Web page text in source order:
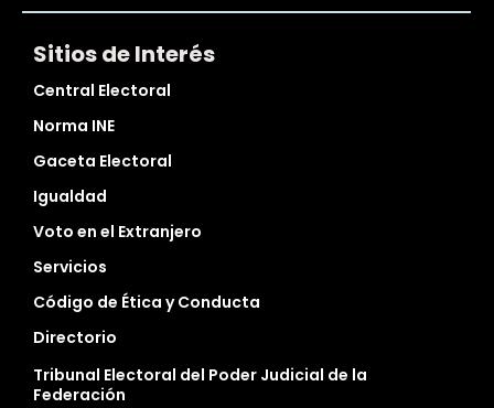
Sitios de Interés
Central Electoral
Norma INE
Gaceta Electoral
Igualdad
Voto en el Extranjero
Servicios
Código de Ética y Conducta
Directorio
Tribunal Electoral del Poder Judicial de la
Federación